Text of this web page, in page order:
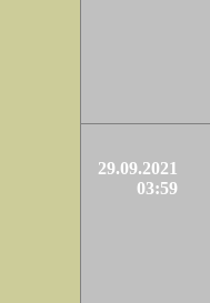
29.09.2021
03:59